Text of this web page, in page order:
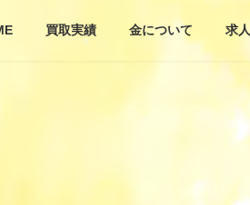
買取実績 金について 求人